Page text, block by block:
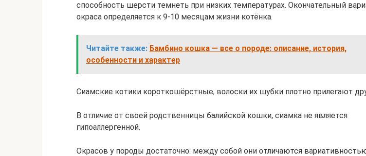
способность шерсти темнеть при низких температурах. Окончательный
окраса определяется к 9-10 месяцам жизни котёнка.
Читайте также: Бамбино кошка — все о породе: описание, история,
особенности и характер
Сиамские котики короткошёрстные, волоски их шубки плотно прилегают
В отличие от своей родственницы балийской кошки, сиамка не является
гипоаллергенной.
Окрасов у породы достаточно: между собой они отличаются